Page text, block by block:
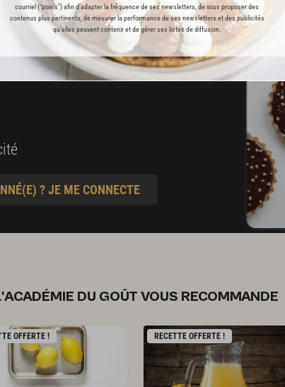
courriel (“pixels”) afin d’adapter la fréquence de ses newsletters, de vous proposer des
contenus plus pertinents, de mesurer la performance de ses newsletters et des publicités
qu’elles peuvent contenir et de gérer ses listes de diffusion.
? JE ME CONNECTE
DU GOÛT VOUS RECOMMANDE
OFFERTE ! RECETTE OFFERTE !